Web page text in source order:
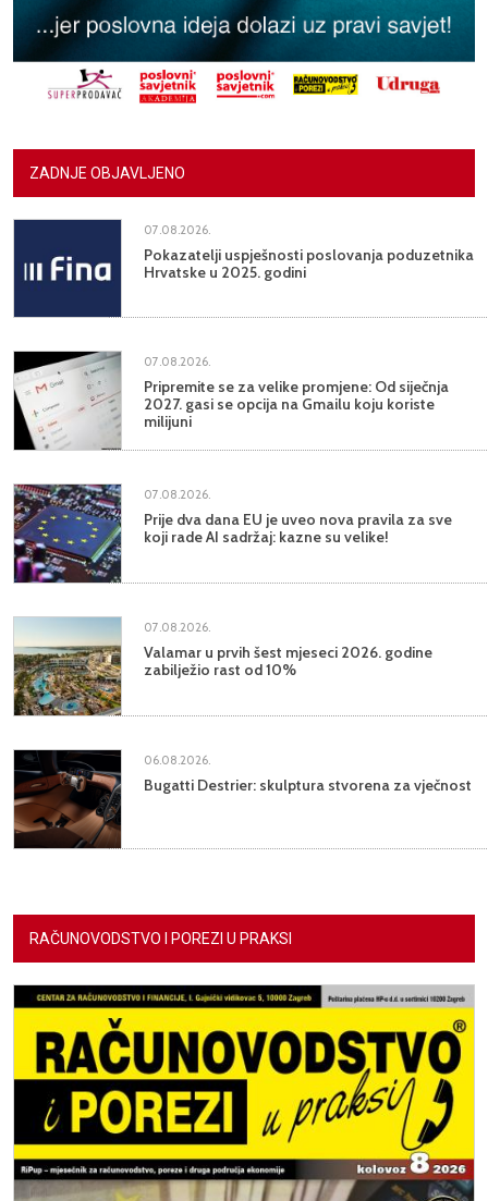
ZADNJE OBJAVLJENO
07.08.2026.
Pokazatelji uspješnosti poslovanja poduzetnika
Hrvatske u 2025. godini
07.08.2026.
Pripremite se za velike promjene: Od siječnja
2027. gasi se opcija na Gmailu koju koriste
milijuni
07.08.2026.
Prije dva dana EU je uveo nova pravila za sve
koji rade AI sadržaj: kazne su velike!
07.08.2026.
Valamar u prvih šest mjeseci 2026. godine
zabilježio rast od 10%
06.08.2026.
Bugatti Destrier: skulptura stvorena za vječnost
RAČUNOVODSTVO I POREZI U PRAKSI